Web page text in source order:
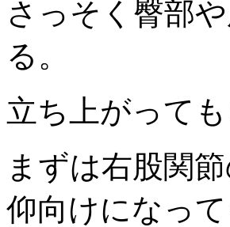
さっそく臀部
る。
立ち上がって
まずは右股関
仰向けになっ